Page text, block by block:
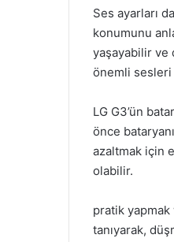
Ses ayarları
konumunu
yaşayabilir ve
önemli sesleri
LG G3’ün
önce
azaltmak için
olabilir.
pratik yapmak
tanıyarak,